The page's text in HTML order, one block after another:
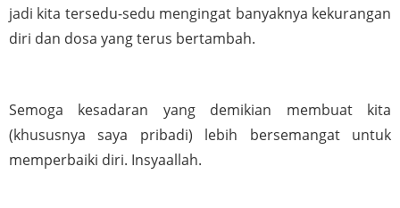
jadi kita tersedu-sedu mengingat banyaknya kekurangan
diri dan dosa yang terus bertambah.
Semoga kesadaran yang demikian membuat kita
(khususnya saya pribadi) lebih bersemangat untuk
memperbaiki diri. Insyaallah.